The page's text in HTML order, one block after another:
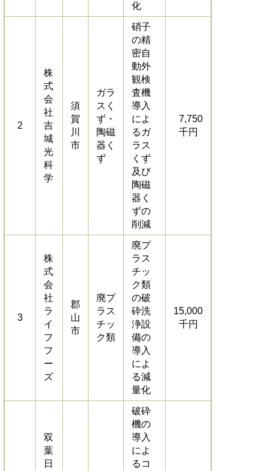
化
2
株
式
会
社
吉
城
光
科
学
須
賀
川
市
ガラ
スく
ず・
陶磁
器く
ず
硝子
の精
密自
動外
観検
査機
導入
によ
るガ
ラス
くず
及び
陶磁
器く
ずの
削減
7,750
千円
3
株
式
会
社
ラ
イ
フ
フ
ー
ズ
郡
山
市
廃プ
ラス
チッ
ク類
廃プ
ラス
チッ
ク類
の破
砕洗
浄設
備の
導入
によ
る減
量化
15,000
千円
双
葉
日
破砕
機の
導入
によ
るコ